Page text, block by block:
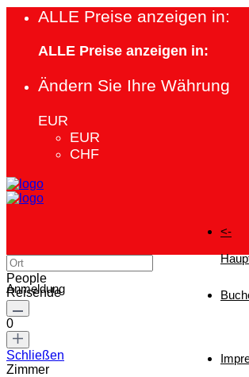
ALLE Preise anzeigen in:
ALLE Preise anzeigen in:
Ändern Sie Ihre Währung
EUR
EUR
CHF
<-
Anmeldung
People
Reisende
0
Schließen
Zimmer